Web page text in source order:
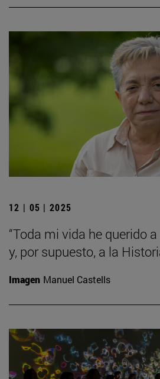
12 | 05 | 2025
“Toda mi vida he querido
y, por supuesto, a la
Imagen Manuel Castells